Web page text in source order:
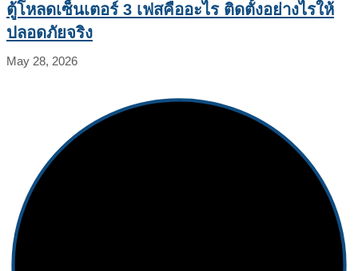
ตู้โหลดเซ็นเตอร์ 3 เฟสคืออะไร ติดตั้งอย่างไรให้
ปลอดภัยจริง
May 28, 2026